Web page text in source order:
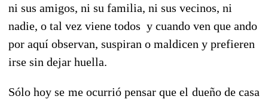
ni sus amigos, ni su familia, ni sus vecinos, ni
nadie, o tal vez viene todos y cuando ven que ando
por aquí observan, suspiran o maldicen y prefieren
irse sin dejar huella.
Sólo hoy se me ocurrió pensar que el dueño de casa